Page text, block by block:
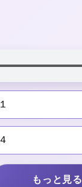
もっと見る